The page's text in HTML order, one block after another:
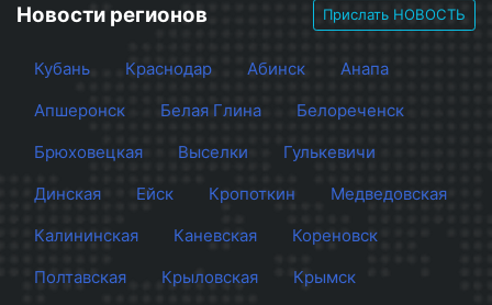
Новости регионов Прислать НОВОСТЬ
Кубань Краснодар Абинск
Анапа
Апшеронск
Белая Глина
Белореченск
Брюховецкая
Выселки
Гулькевичи
Динская
Ейск Кропоткин
Медведовская
Калининская
Каневская
Кореновск
Полтавская
Крыловская
Крымск